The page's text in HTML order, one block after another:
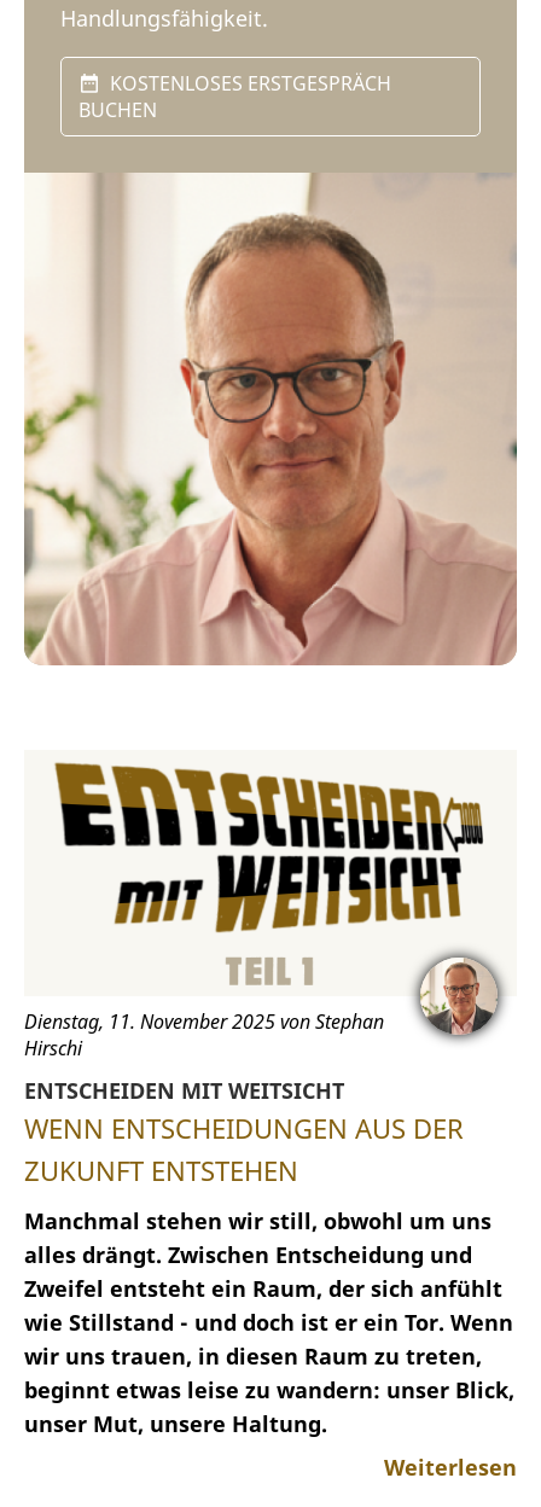
Handlungsfähigkeit.
KOSTENLOSES ERSTGESPRÄCH
BUCHEN
Dienstag, 11. November 2025 von Stephan
Hirschi
ENTSCHEIDEN MIT WEITSICHT
WENN ENTSCHEIDUNGEN AUS DER
ZUKUNFT ENTSTEHEN
Manchmal stehen wir still, obwohl um uns
alles drängt. Zwischen Entscheidung und
Zweifel entsteht ein Raum, der sich anfühlt
wie Stillstand - und doch ist er ein Tor. Wenn
wir uns trauen, in diesen Raum zu treten,
beginnt etwas leise zu wandern: unser Blick,
unser Mut, unsere Haltung.
Weiterlesen